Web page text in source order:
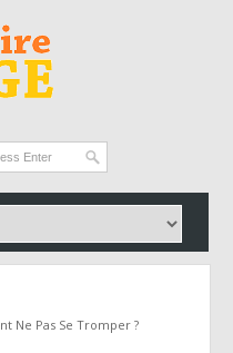
Ne Pas Se Tromper ?